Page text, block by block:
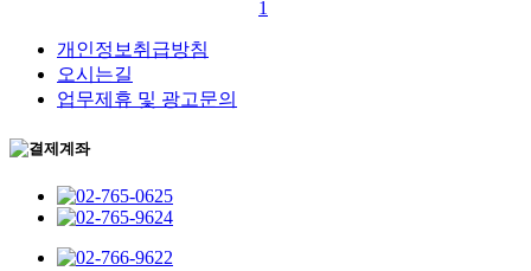
1
개인정보취급방침
오시는길
업무제휴 및 광고문의